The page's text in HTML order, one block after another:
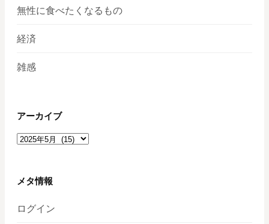
無性に食べたくなるもの
経済
雑感
アーカイブ
ア
イ
メタ情報
ログイン